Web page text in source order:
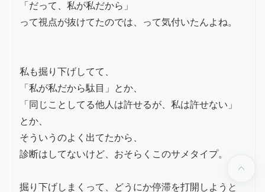
「だって、私が私だから」
って視点が抜けてたのでは、って気付いたんよね。
私も掘り下げしてて、
「私が私だから駄目」とか、
「同じことしてる他人は許せるが、私は許せない」
とか、
そういうのよく出てたから、
診断はしてないけど、おそらくこのサメタイプ。
掘り下げしまくって、どうにか停滞を打開しようと
expand_less